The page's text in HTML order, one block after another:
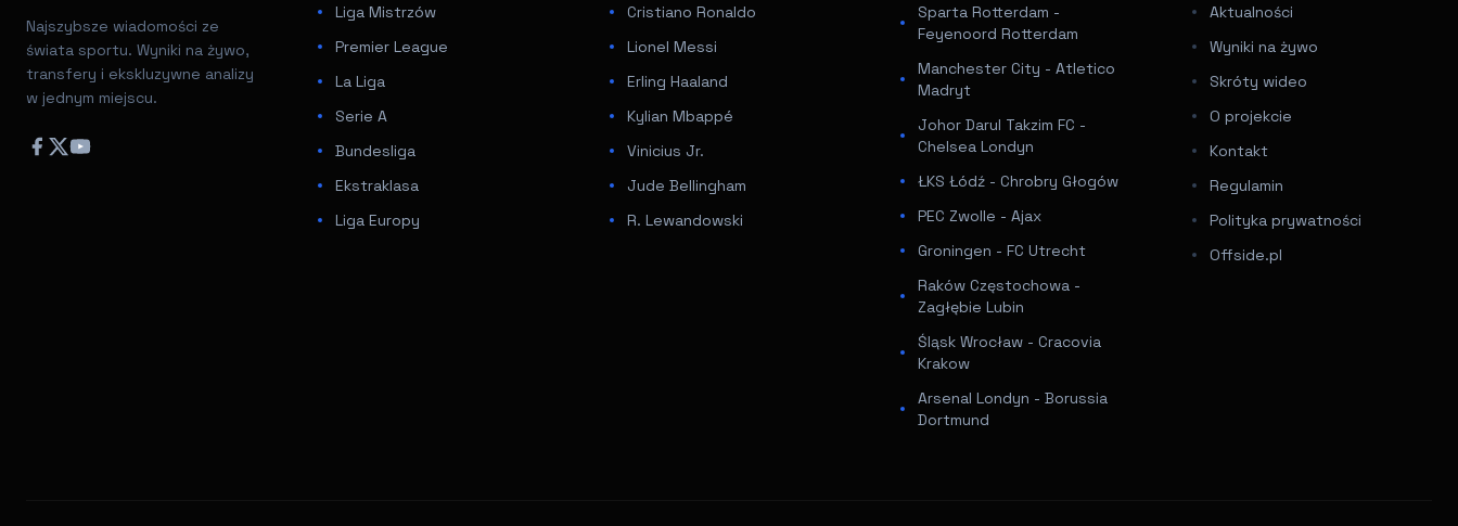
Najszybsze wiadomości ze
świata sportu. Wyniki na żywo,
transfery i ekskluzywne analizy
w jednym miejscu.
Liga Mistrzów
Premier League
La Liga
Serie A
Bundesliga
Ekstraklasa
Liga Europy
Cristiano Ronaldo
Lionel Messi
Erling Haaland
Kylian Mbappé
Vinicius Jr.
Jude Bellingham
R. Lewandowski
Sparta Rotterdam -
Feyenoord Rotterdam
Manchester City - Atletico
Madryt
Johor Darul Takzim FC -
Chelsea Londyn
ŁKS Łódź - Chrobry Głogów
PEC Zwolle - Ajax
Groningen - FC Utrecht
Raków Częstochowa -
Zagłębie Lubin
Śląsk Wrocław - Cracovia
Krakow
Arsenal Londyn - Borussia
Dortmund
Aktualności
Wyniki na żywo
Skróty wideo
O projekcie
Kontakt
Regulamin
Polityka prywatności
Offside.pl